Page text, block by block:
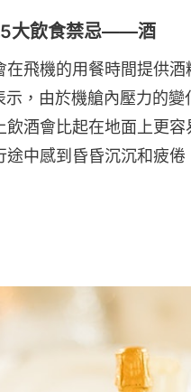
5大飲食禁忌——酒
飛機的用餐時間提供
，由於機艙內壓力的
酒會比起在地面上更
途中感到昏昏沉沉和疲